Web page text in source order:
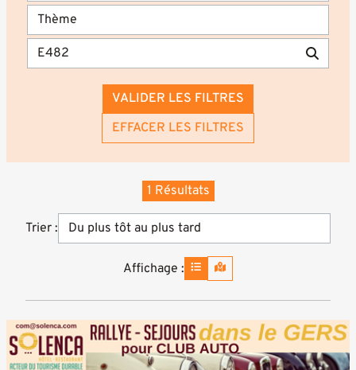
VALIDER LES FILTRES
EFFACER LES FILTRES
Trier :
1 Résultats
Affichage :